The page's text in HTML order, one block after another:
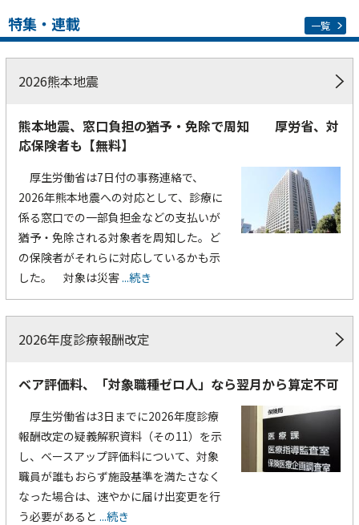
特集・連載 一覧
2026熊本地震
熊本地震、窓口負担の猶予・免除で周知 厚労省、対
応保険者も【無料】
厚生労働省は7日付の事務連絡で、
2026年熊本地震への対応として、診療に
係る窓口での一部負担金などの支払いが
猶予・免除される対象者を周知した。ど
の保険者がそれらに対応しているかも示
した。 対象は災害...続き
2026年度診療報酬改定
ベア評価料、「対象職種ゼロ人」なら翌月から算定不可
厚生労働省は3日までに2026年度診療
報酬改定の疑義解釈資料（その11）を示
し、ベースアップ評価料について、対象
職員が誰もおらず施設基準を満たさなく
なった場合は、速やかに届け出変更を行
う必要があると ...続き